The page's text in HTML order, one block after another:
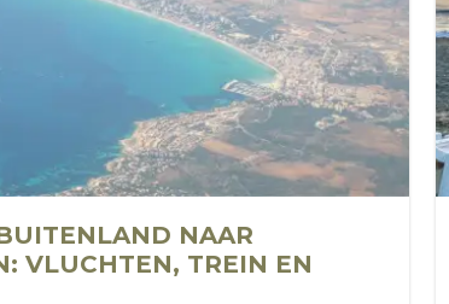
NAAR
VLUCHTEN, TREIN EN